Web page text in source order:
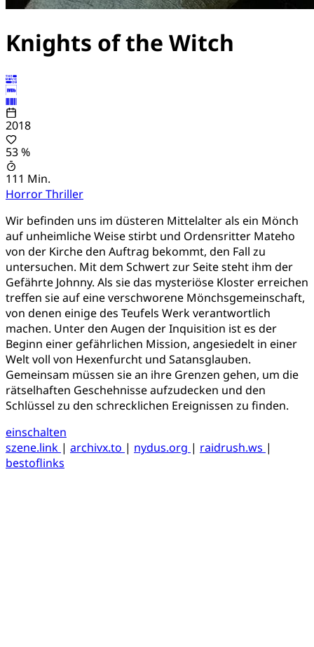
Knights of the Witch
2018
53 %
111 Min.
HorrorThriller
Wir befinden uns im düsteren Mittelalter als ein Mönch
auf unheimliche Weise stirbt und Ordensritter Mateho
von der Kirche den Auftrag bekommt, den Fall zu
untersuchen. Mit dem Schwert zur Seite steht ihm der
Gefährte Johnny. Als sie das mysteriöse Kloster erreichen
treffen sie auf eine verschworene Mönchsgemeinschaft,
von denen einige des Teufels Werk verantwortlich
machen. Unter den Augen der Inquisition ist es der
Beginn einer gefährlichen Mission, angesiedelt in einer
Welt voll von Hexenfurcht und Satansglauben.
Gemeinsam müssen sie an ihre Grenzen gehen, um die
rätselhaften Geschehnisse aufzudecken und den
Schlüssel zu den schrecklichen Ereignissen zu finden.
einschalten
szene.link | archivx.to | nydus.org | raidrush.ws |
bestoflinks